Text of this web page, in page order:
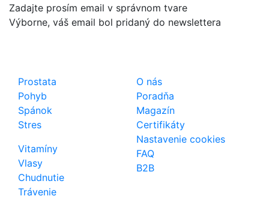
Zadajte prosím email v správnom tvare
Výborne, váš email bol pridaný do newslettera
Prostata
Pohyb
Spánok
Stres
Vitamíny
Vlasy
Chudnutie
Trávenie
O nás
Poradňa
Magazín
Certifikáty
Nastavenie cookies
FAQ
B2B